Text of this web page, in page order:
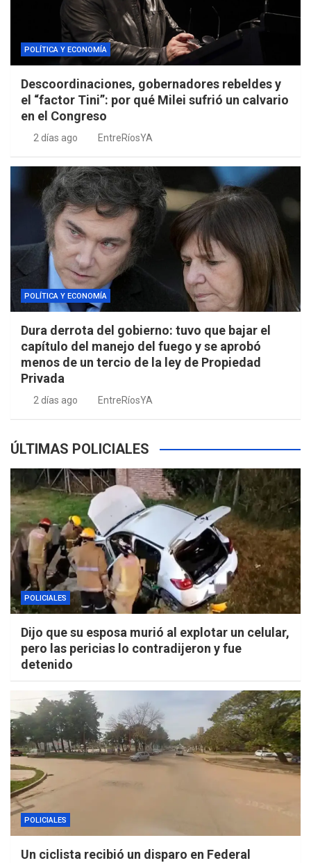
POLÍTICA Y ECONOMÍA
Descoordinaciones, gobernadores rebeldes y
el “factor Tini”: por qué Milei sufrió un calvario
en el Congreso
2 días ago EntreRíosYA
POLÍTICA Y ECONOMÍA
Dura derrota del gobierno: tuvo que bajar el
capítulo del manejo del fuego y se aprobó
menos de un tercio de la ley de Propiedad
Privada
2 días ago EntreRíosYA
ÚLTIMAS POLICIALES
POLICIALES
Dijo que su esposa murió al explotar un celular,
pero las pericias lo contradijeron y fue
detenido
POLICIALES
Un ciclista recibió un disparo en Federal